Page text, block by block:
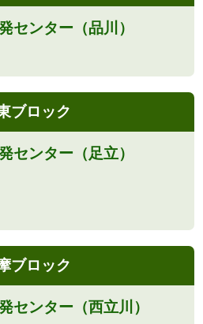
センター（品川）
ブロック
センター（足立）
ブロック
センター（西立川）